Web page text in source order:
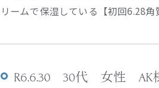
リームで保湿している【初回6.28
R6.6.30 30代 女性 AK